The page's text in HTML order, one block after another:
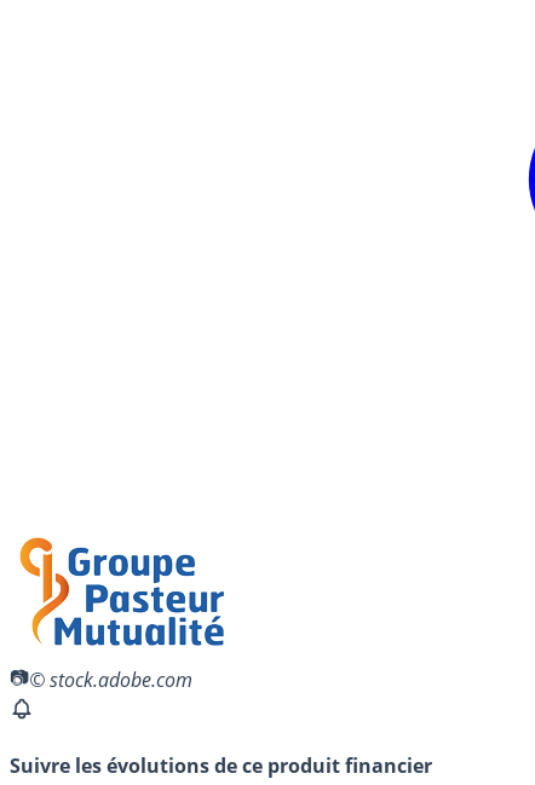
© stock.adobe.com
Suivre les évolutions de ce produit financier